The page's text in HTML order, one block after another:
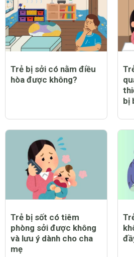
Trẻ bị sởi có nằm điều
hòa được không?
bị
Trẻ bị sốt có tiêm
phòng sởi được không
và lưu ý dành cho cha
mẹ